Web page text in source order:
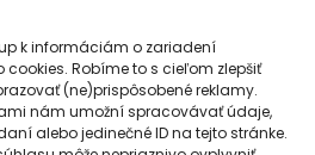
k informáciám o zariadení
Robíme to s cieľom zlepšiť
(ne)prispôsobené reklamy.
nám umožní spracovávať údaje,
alebo jedinečné ID na tejto stránke.